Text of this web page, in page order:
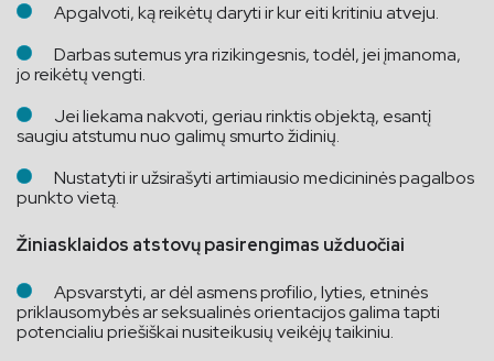
Apgalvoti, ką reikėtų daryti ir kur eiti kritiniu atveju.
Darbas sutemus yra rizikingesnis, todėl, jei įmanoma,
jo reikėtų vengti.
Jei liekama nakvoti, geriau rinktis objektą, esantį
saugiu atstumu nuo galimų smurto židinių.
Nustatyti ir užsirašyti artimiausio medicininės pagalbos
punkto vietą.
Žiniasklaidos atstovų pasirengimas užduočiai
Apsvarstyti, ar dėl asmens profilio, lyties, etninės
priklausomybės ar seksualinės orientacijos galima tapti
potencialiu priešiškai nusiteikusių veikėjų taikiniu.